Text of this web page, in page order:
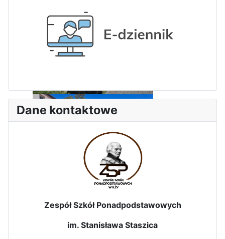
Zakończenie praktyk w
Rozpoczęcie kampanii „Gotowi
na kryzys” w ZSP w Iłży
Dane kontaktowe
Zespół Szkół Ponadpodstawowych
im. Stanisława Staszica